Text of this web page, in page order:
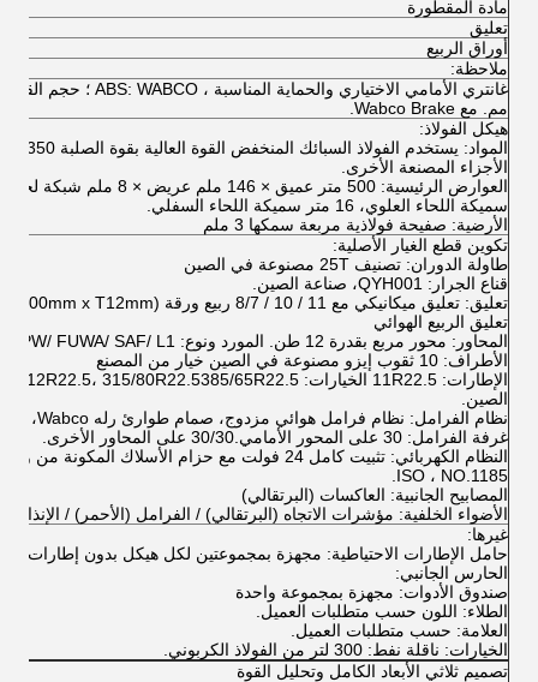
مادة المقطورة
تعليق
أوراق الربيع
ملاحظة:
مم. مع Wabco Brake.
هيكل الفولاذ:
الأجزاء المصنعة الأخرى.
سميكة اللحاء العلوي، 16 متر سميكة اللحاء السفلي.
الأرضية: صفيحة فولاذية مربعة سمكها 3 ملم
تكوين قطع الغيار الأصلية:
طاولة الدوران: تصنيف 25T مصنوعة في الصين
قناع الجرار: QYH001، صناعة الصين.
تعليق الربيع الهوائي
المحاور: محور مربع بقدرة 12 طن. المورد ونوع: BPW/ FUWA/ SAF/ L1.
الأطراف: 10 ثقوب إيزو مصنوعة في الصين خيار من المصنع
الصين.
نظام الفرامل: نظام فرامل هوائي مزدوج، صمام طوارئ رله Wabco، خيارات: ABS.
غرفة الفرامل: 30 على المحور الأمامي.30/30 على المحاور الأخرى.
ISO ، NO.1185.
المصابيح الجانبية: العاكسات (البرتقالي)
الأضواء الخلفية: مؤشرات الاتجاه (البرتقالي) / الفرامل (الأحمر) / الإنذار
غيرها:
حامل الإطارات الاحتياطية: مجهزة بمجموعتين لكل هيكل بدون إطارات
الحارس الجانبي:
صندوق الأدوات: مجهزة بمجموعة واحدة
الطلاء: اللون حسب متطلبات العميل.
العلامة: حسب متطلبات العميل.
الخيارات: ناقلة نفط: 300 لتر من الفولاذ الكربوني.
تصميم ثلاثي الأبعاد الكامل وتحليل القوة